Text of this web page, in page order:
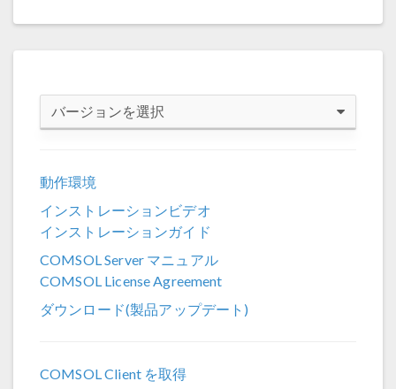
バージョンを選択
COMSOL 6.3
COMSOL 6.2
COMSOL 6.1
COMSOL 6.0
動作環境
インストレーションビデオ
インストレーションガイド
COMSOL Server マニュアル
COMSOL License Agreement
ダウンロード(製品アップデート)
COMSOL Client を取得